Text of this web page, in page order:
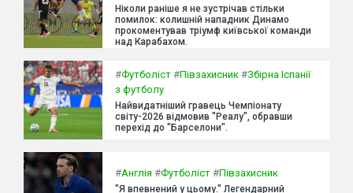
Ніколи раніше я не зустрічав стільки
помилок: колишній нападник Динамо
прокоментував тріумф київської команди
над Карабахом.
#Футболіст #Півзахисник #Збірна Іспанії
з футболу
Найвидатніший гравець Чемпіонату
світу-2026 відмовив "Реалу", обравши
перехід до "Барселони".
#Англія #Футболіст #Півзахисник
"Я впевнений у цьому." Легендарний